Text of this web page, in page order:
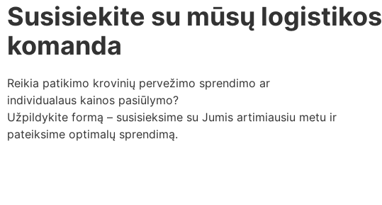
Susisiekite su mūsų logistikos
komanda
Reikia patikimo krovinių pervežimo sprendimo ar
individualaus kainos pasiūlymo?
Užpildykite formą – susisieksime su Jumis artimiausiu metu ir
pateiksime optimalų sprendimą.